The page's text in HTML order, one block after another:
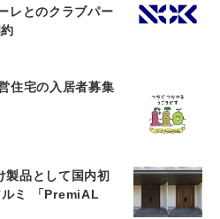
レとのクラブパー
住宅の入居者募集
製品として国内初
ミ 「PremiAL